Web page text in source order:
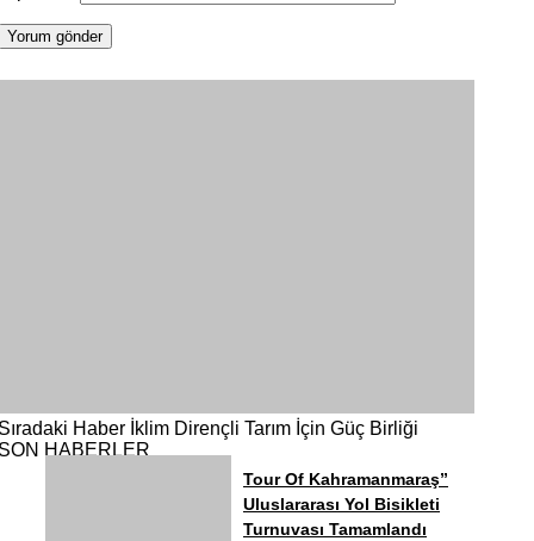
Haber İklim Dirençli Tarım İçin Güç Birliği
HABERLER
Tour Of Kahramanmaraş”
Uluslararası Yol Bisikleti
Turnuvası Tamamlandı